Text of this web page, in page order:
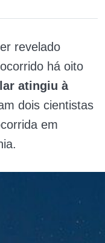
revelado
há oito
atingiu à
dois cientistas
em